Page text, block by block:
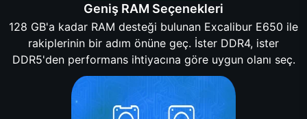
Geniş RAM Seçenekleri
128 GB'a kadar RAM desteği bulunan Excalibur E650 ile
rakiplerinin bir adım önüne geç. İster DDR4, ister
DDR5'den performans ihtiyacına göre uygun olanı seç.